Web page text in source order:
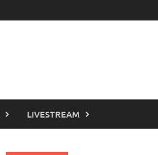
LIVESTREAM